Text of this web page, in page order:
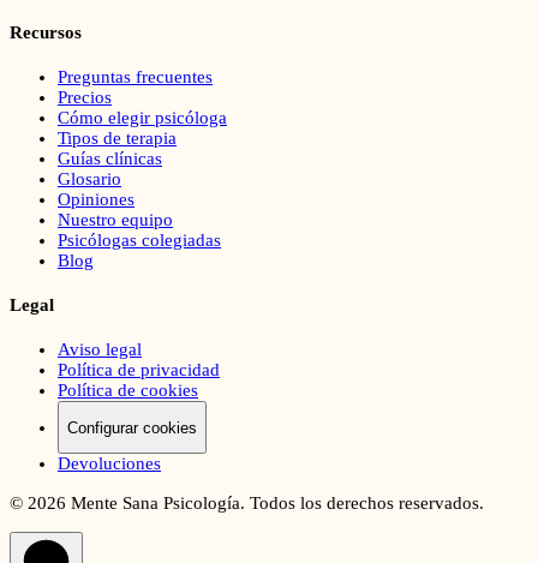
Recursos
Preguntas frecuentes
Precios
Cómo elegir psicóloga
Tipos de terapia
Guías clínicas
Glosario
Opiniones
Nuestro equipo
Psicólogas colegiadas
Blog
Legal
Aviso legal
Política de privacidad
Política de cookies
Configurar cookies
Devoluciones
© 2026 Mente Sana Psicología. Todos los derechos reservados.